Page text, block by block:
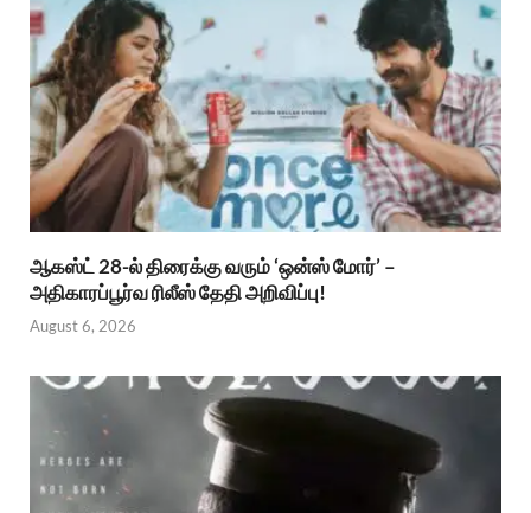
ஆகஸ்ட் 28-ல் திரைக்கு வரும் ‘ஒன்ஸ் மோர்’ –
அதிகாரப்பூர்வ ரிலீஸ் தேதி அறிவிப்பு!
August 6, 2026